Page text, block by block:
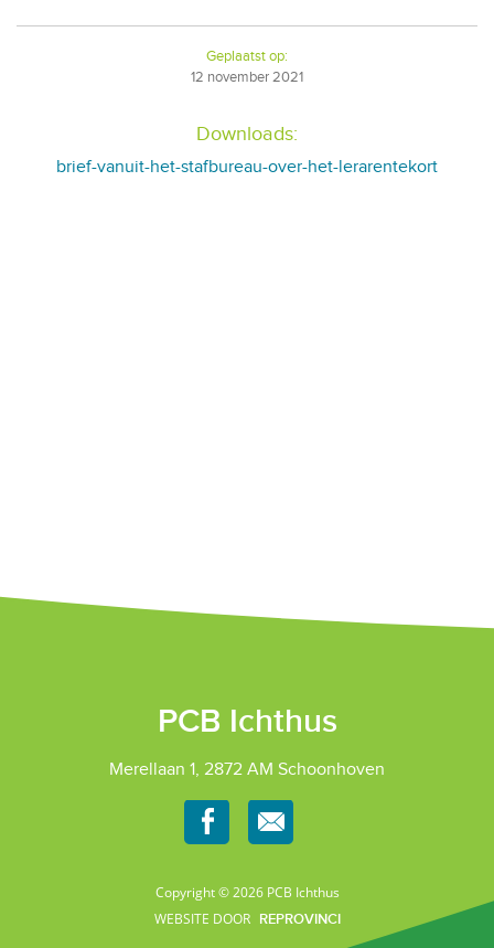
Geplaatst op:
12 november2021
Downloads:
brief-vanuit-het-stafbureau-over-het-lerarentekort
PCB Ichthus
Merellaan 1, 2872 AM Schoonhoven
Copyright © 2026 PCB Ichthus
WEBSITE DOOR
REPROVINCI